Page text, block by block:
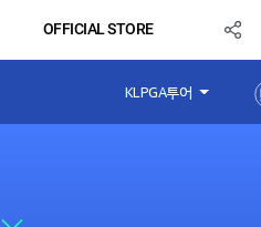
OFFICIAL STORE
KLPGA투어